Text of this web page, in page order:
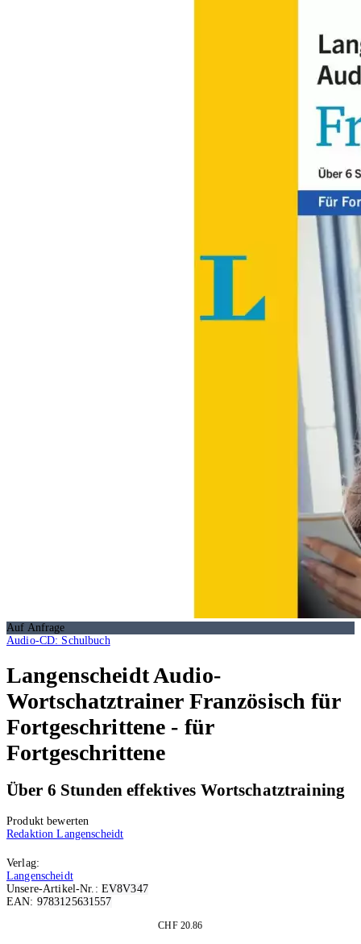
Auf Anfrage
Audio-CD: Schulbuch
Langenscheidt Audio-
Wortschatztrainer Französisch für
Fortgeschrittene - für
Fortgeschrittene
Über 6 Stunden effektives Wortschatztraining
Produkt bewerten
Redaktion Langenscheidt
Verlag:
Langenscheidt
Unsere-Artikel-Nr.: EV8V347
EAN: 9783125631557
CHF 20.86